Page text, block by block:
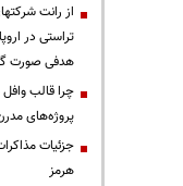
از رانت‌
تراستی در
هدفی صورت
چرا قالب
پروژه‌های
جزئیات
هرمز